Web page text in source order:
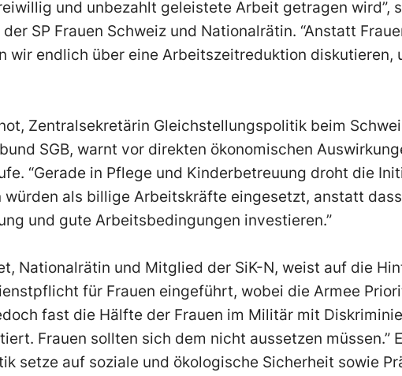
und unbezahlt geleistete Arbeit getragen wird”,
SP Frauen Schweiz und Nationalrätin. “Anstatt
wir endlich über eine Arbeitszeitreduktion diskutieren,
Zentralsekretärin Gleichstellungspolitik beim
SGB, warnt vor direkten ökonomischen
“Gerade in Pflege und Kinderbetreuung droht die
würden als billige Arbeitskräfte eingesetzt, anstatt
und gute Arbeitsbedingungen investieren.”
Nationalrätin und Mitglied der SiK-N, weist auf die
für Frauen eingeführt, wobei die Armee
fast die Hälfte der Frauen im Militär mit
Frauen sollten sich dem nicht aussetzen müssen.”
setze auf soziale und ökologische Sicherheit sowie